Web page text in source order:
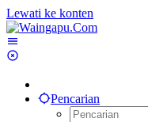
Lewati ke konten
Pencarian